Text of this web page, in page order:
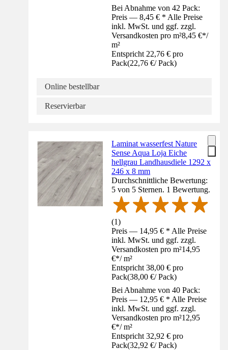
Bei Abnahme von 42 Pack:
Preis — 8,45 € * Alle Preise
inkl. MwSt. und ggf. zzgl.
Versandkosten pro m²8,45 €*/
m²
Entspricht 22,76 € pro
Pack(22,76 €/ Pack)
Online bestellbar
Reservierbar
Laminat wasserfest Nature
Sense Aqua Loja Eiche
hellgrau Landhausdiele 1292 x
246 x 8 mm
Durchschnittliche Bewertung:
5 von 5 Sternen. 1 Bewertung.
(1)
Preis — 14,95 € * Alle Preise
inkl. MwSt. und ggf. zzgl.
Versandkosten pro m²14,95
€*/ m²
Entspricht 38,00 € pro
Pack(38,00 €/ Pack)
Bei Abnahme von 40 Pack:
Preis — 12,95 € * Alle Preise
inkl. MwSt. und ggf. zzgl.
Versandkosten pro m²12,95
€*/ m²
Entspricht 32,92 € pro
Pack(32,92 €/ Pack)